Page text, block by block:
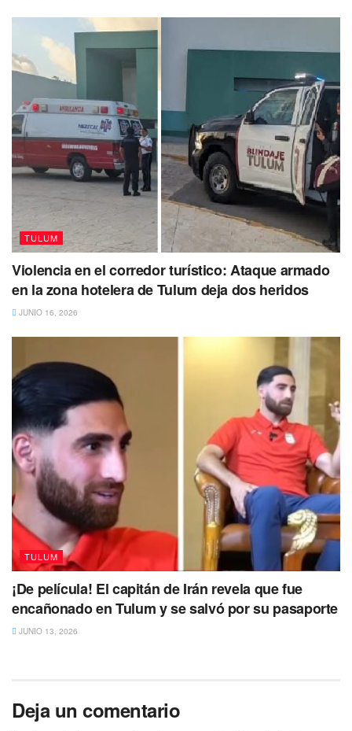
TULUM
Violencia en el corredor turístico: Ataque armado
en la zona hotelera de Tulum deja dos heridos
JUNIO 16, 2026
TULUM
¡De película! El capitán de Irán revela que fue
encañonado en Tulum y se salvó por su pasaporte
JUNIO 13, 2026
Deja un comentario